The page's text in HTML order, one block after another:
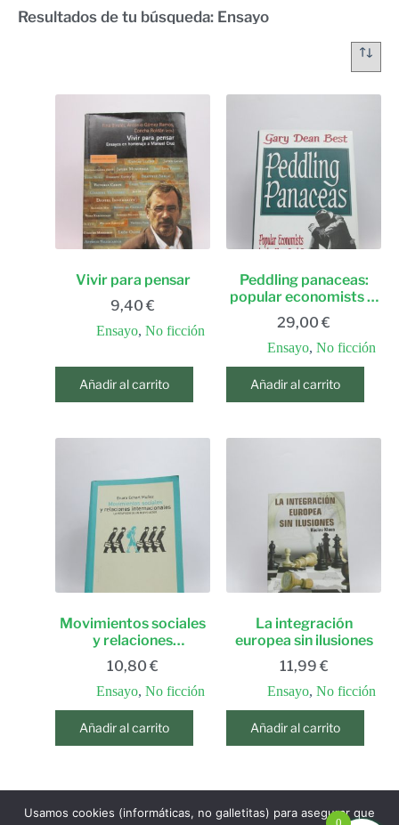
Resultados de tu búsqueda: Ensayo
Vivir para pensar
9,40 €
Ensayo, No ficción
Añadir al carrito
Peddling panaceas:
popular economists in
the new deal era
29,00 €
Ensayo, No ficción
Añadir al carrito
Movimientos sociales
y relaciones
internacionales: la
irrupción de un nuevo
actor
10,80 €
Ensayo, No ficción
Añadir al carrito
La integración
europea sin ilusiones
11,99 €
Ensayo, No ficción
Añadir al carrito
ANTERIOR
Usamos cookies (informáticas, no galletitas) para asegurar que